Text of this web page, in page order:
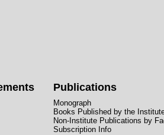
Publications
Monograph
Books Published by the
Non-Institute Publications by
Subscription Info